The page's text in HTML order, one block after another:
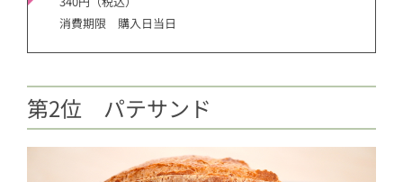
消費期限 購入日当日
第2位 パテサンド